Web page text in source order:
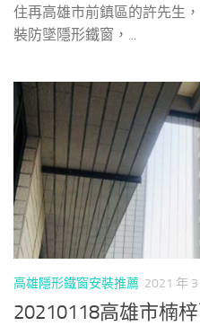
住再高雄市前鎮區的許先生
裝防墜隱形鐵窗，...
高雄隱形鐵窗安裝推薦 2021 年 3
20210118高雄市楠